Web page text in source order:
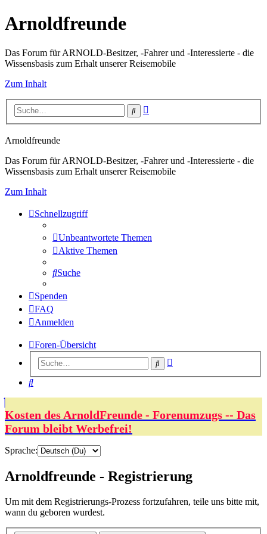
Arnoldfreunde
Das Forum für ARNOLD-Besitzer, -Fahrer und -Interessierte - die
Wissensbasis zum Erhalt unserer Reisemobile
Zum Inhalt
Suche
Arnoldfreunde
Das Forum für ARNOLD-Besitzer, -Fahrer und -Interessierte - die
Wissensbasis zum Erhalt unserer Reisemobile
Zum Inhalt
Schnellzugriff
Unbeantwortete Themen
Aktive Themen
Suche
Spenden
FAQ
Anmelden
Foren-Übersicht
Suche
Suche
Kosten des ArnoldFreunde - Forenumzugs -- Das
Forum bleibt Werbefrei!
Sprache:
Arnoldfreunde - Registrierung
Um mit dem Registrierungs-Prozess fortzufahren, teile uns bitte mit,
wann du geboren wurdest.